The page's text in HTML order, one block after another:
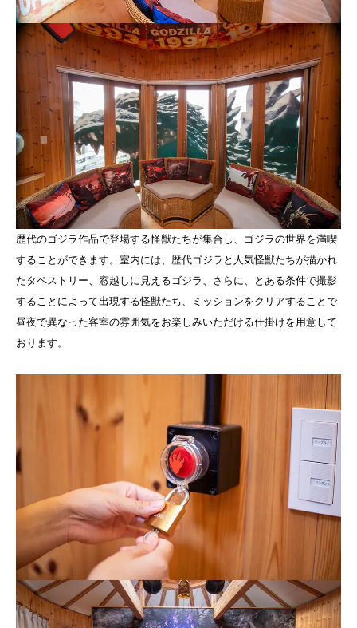
歴代のゴジラ作品で登場する怪獣たちが集合し、ゴジラの世界を満喫
することができます。室内には、歴代ゴジラと人気怪獣たちが描かれ
たタペストリー、窓越しに見えるゴジラ、さらに、とある条件で撮影
することによって出現する怪獣たち、ミッションをクリアすることで
昼夜で異なった客室の雰囲気をお楽しみいただける仕掛けを用意して
おります。